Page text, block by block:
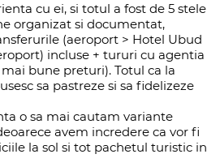
cu ei, si totul a fost de 5 stele
organizat si documentat,
(aeroport > Hotel Ubud
incluse + tururi cu agentia
mai bune preturi). Totul ca la
sa pastreze si sa fidelizeze
o sa mai cautam variante
avem incredere ca vor fi
la sol si tot pachetul turistic in